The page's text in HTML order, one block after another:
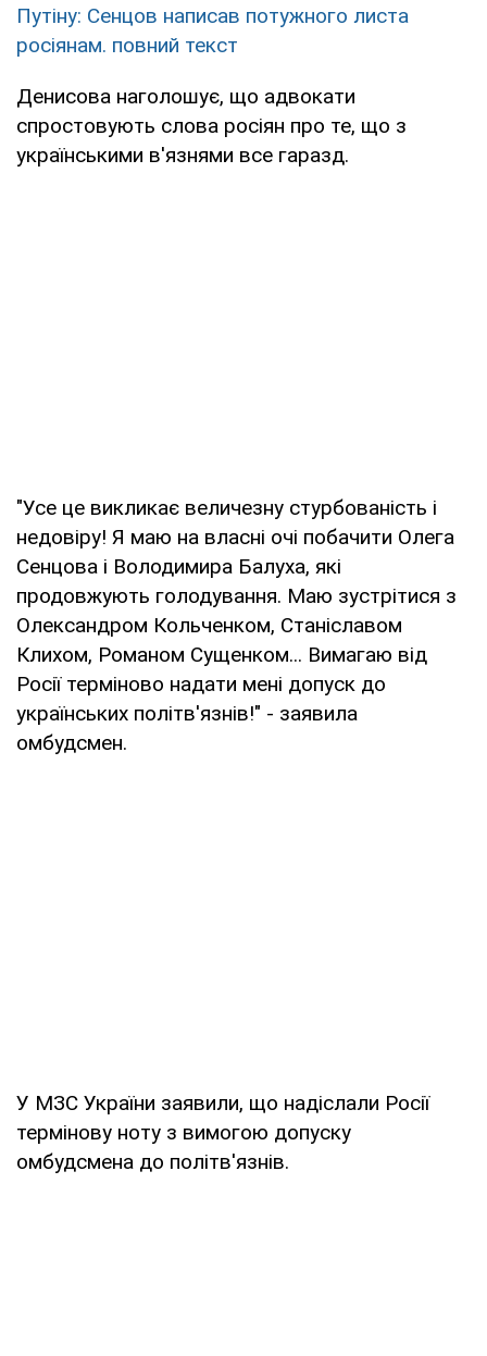
Путіну: Сенцов написав потужного листа
росіянам. повний текст
Денисова наголошує, що адвокати
спростовують слова росіян про те, що з
українськими в'язнями все гаразд.
"Усе це викликає величезну стурбованість і
недовіру! Я маю на власні очі побачити Олега
Сенцова і Володимира Балуха, які
продовжують голодування. Маю зустрітися з
Олександром Кольченком, Станіславом
Клихом, Романом Сущенком... Вимагаю від
Росії терміново надати мені допуск до
українських політв'язнів!" - заявила
омбудсмен.
У МЗС України заявили, що надіслали Росії
термінову ноту з вимогою допуску
омбудсмена до політв'язнів.